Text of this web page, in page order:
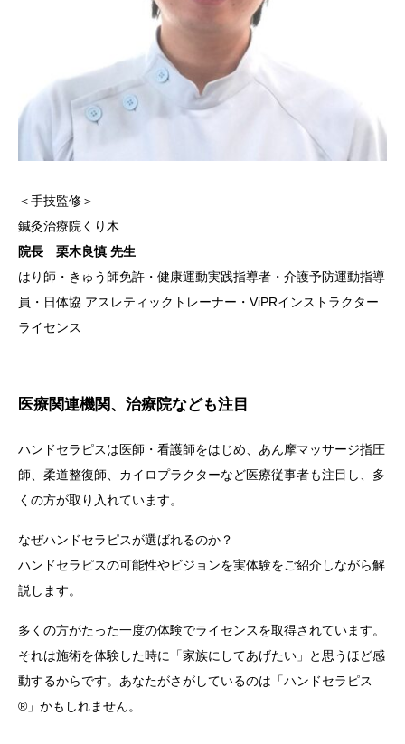
＜手技監修＞
鍼灸治療院くり木
院長 栗木良慎 先生
はり師・きゅう師免許・健康運動実践指導者・介護予防運動指導
員・日体協 アスレティックトレーナー・ViPRインストラクター
ライセンス
医療関連機関、治療院なども注目
ハンドセラピスは医師・看護師をはじめ、あん摩マッサージ指圧
師、柔道整復師、カイロプラクターなど医療従事者も注目し、多
くの方が取り入れています。
なぜハンドセラピスが選ばれるのか？
ハンドセラピスの可能性やビジョンを実体験をご紹介しながら解
説します。
多くの方がたった一度の体験でライセンスを取得されています。
それは施術を体験した時に「家族にしてあげたい」と思うほど感
動するからです。あなたがさがしているのは「ハンドセラピス
®」かもしれません。